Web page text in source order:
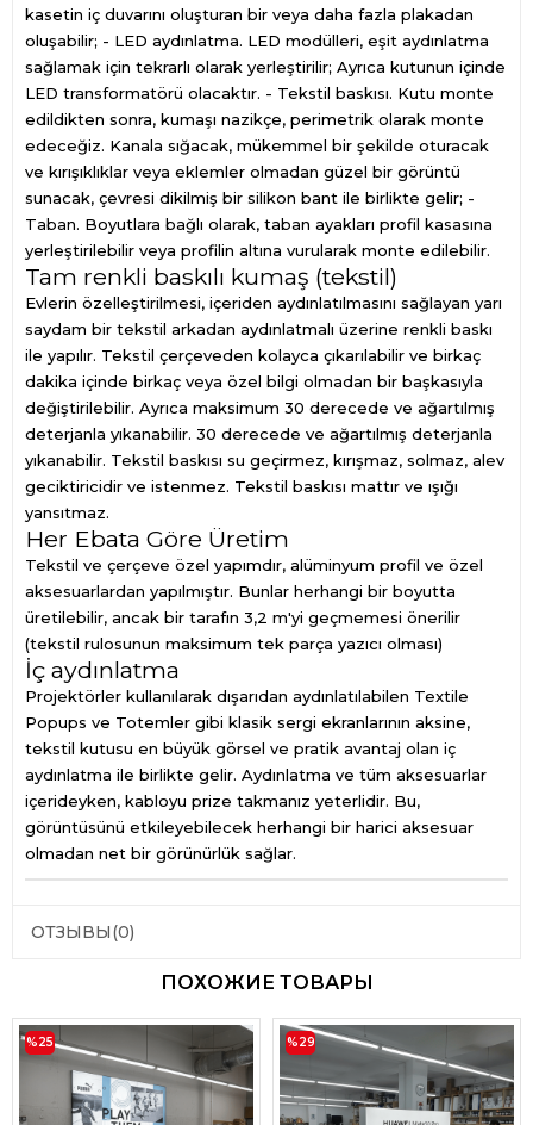
kasetin iç duvarını oluşturan bir veya daha fazla plakadan
oluşabilir; - LED aydınlatma. LED modülleri, eşit aydınlatma
sağlamak için tekrarlı olarak yerleştirilir; Ayrıca kutunun içinde
LED transformatörü olacaktır. - Tekstil baskısı. Kutu monte
edildikten sonra, kumaşı nazikçe, perimetrik olarak monte
edeceğiz. Kanala sığacak, mükemmel bir şekilde oturacak
ve kırışıklıklar veya eklemler olmadan güzel bir görüntü
sunacak, çevresi dikilmiş bir silikon bant ile birlikte gelir; -
Taban. Boyutlara bağlı olarak, taban ayakları profil kasasına
yerleştirilebilir veya profilin altına vurularak monte edilebilir.
Tam renkli baskılı kumaş (tekstil)
Evlerin özelleştirilmesi, içeriden aydınlatılmasını sağlayan yarı
saydam bir tekstil arkadan aydınlatmalı üzerine renkli baskı
ile yapılır. Tekstil çerçeveden kolayca çıkarılabilir ve birkaç
dakika içinde birkaç veya özel bilgi olmadan bir başkasıyla
değiştirilebilir. Ayrıca maksimum 30 derecede ve ağartılmış
deterjanla yıkanabilir. 30 derecede ve ağartılmış deterjanla
yıkanabilir. Tekstil baskısı su geçirmez, kırışmaz, solmaz, alev
geciktiricidir ve istenmez. Tekstil baskısı mattır ve ışığı
yansıtmaz.
Her Ebata Göre Üretim
Tekstil ve çerçeve özel yapımdır, alüminyum profil ve özel
aksesuarlardan yapılmıştır. Bunlar herhangi bir boyutta
üretilebilir, ancak bir tarafın 3,2 m'yi geçmemesi önerilir
(tekstil rulosunun maksimum tek parça yazıcı olması)
İç aydınlatma
Projektörler kullanılarak dışarıdan aydınlatılabilen Textile
Popups ve Totemler gibi klasik sergi ekranlarının aksine,
tekstil kutusu en büyük görsel ve pratik avantaj olan iç
aydınlatma ile birlikte gelir. Aydınlatma ve tüm aksesuarlar
içerideyken, kabloyu prize takmanız yeterlidir. Bu,
görüntüsünü etkileyebilecek herhangi bir harici aksesuar
olmadan net bir görünürlük sağlar.
ОТЗЫВЫ(0)
ПОХОЖИЕ ТОВАРЫ
%25 %29